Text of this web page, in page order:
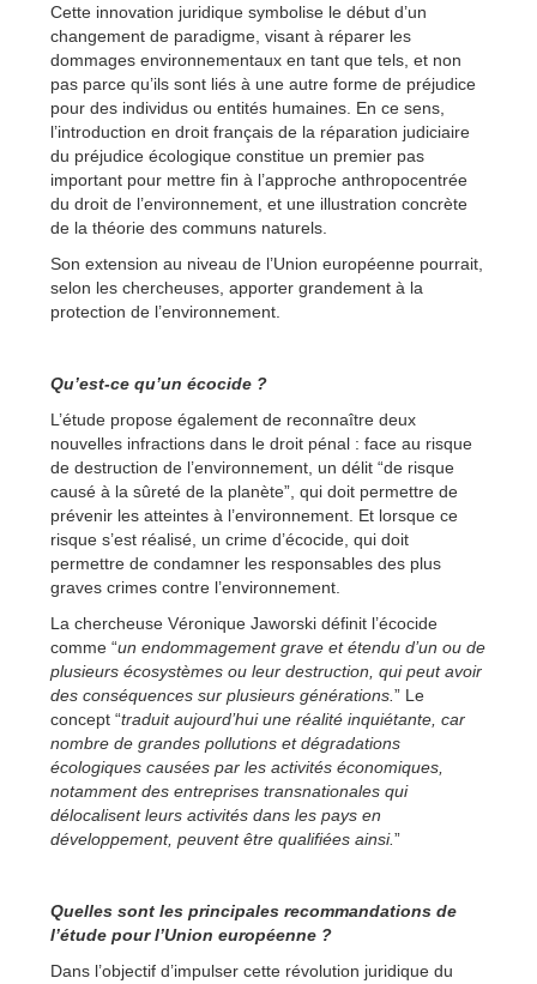
Cette innovation juridique symbolise le début d’un
changement de paradigme, visant à réparer les
dommages environnementaux en tant que tels, et non
pas parce qu’ils sont liés à une autre forme de préjudice
pour des individus ou entités humaines. En ce sens,
l’introduction en droit français de la réparation judiciaire
du préjudice écologique constitue un premier pas
important pour mettre fin à l’approche anthropocentrée
du droit de l’environnement, et une illustration concrète
de la théorie des communs naturels.
Son extension au niveau de l’Union européenne pourrait,
selon les chercheuses, apporter grandement à la
protection de l’environnement.
Qu’est-ce qu’un écocide ?
L’étude propose également de reconnaître deux
nouvelles infractions dans le droit pénal : face au risque
de destruction de l’environnement, un délit “de risque
causé à la sûreté de la planète”, qui doit permettre de
prévenir les atteintes à l’environnement. Et lorsque ce
risque s’est réalisé, un crime d’écocide, qui doit
permettre de condamner les responsables des plus
graves crimes contre l’environnement.
La chercheuse Véronique Jaworski définit l’écocide
comme “un endommagement grave et étendu d’un ou de
plusieurs écosystèmes ou leur destruction, qui peut avoir
des conséquences sur plusieurs générations. ” Le
concept “traduit aujourd’hui une réalité inquiétante, car
nombre de grandes pollutions et dégradations
écologiques causées par les activités économiques,
notamment des entreprises transnationales qui
délocalisent leurs activités dans les pays en
développement, peuvent être qualifiées ainsi.”
Quelles sont les principales recommandations de
l’étude pour l’Union européenne ?
Dans l’objectif d’impulser cette révolution juridique du